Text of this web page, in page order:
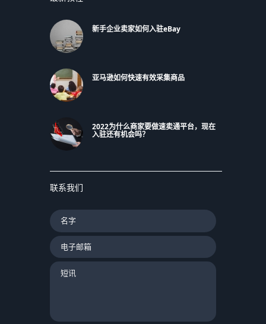
新手企业卖家如何入驻eBay
亚马逊如何快速有效采集商品
2022为什么商家要做速卖通平台，现在
入驻还有机会吗？
联系我们